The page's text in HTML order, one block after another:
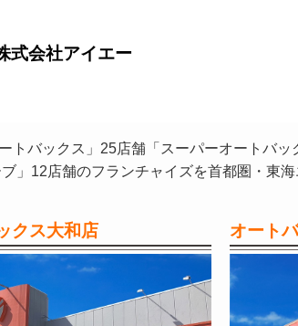
式会社アイエー
トバックス」25店舗「スーパーオートバ
」12店舗のフランチャイズを首都圏・東海
クス大和店 オート